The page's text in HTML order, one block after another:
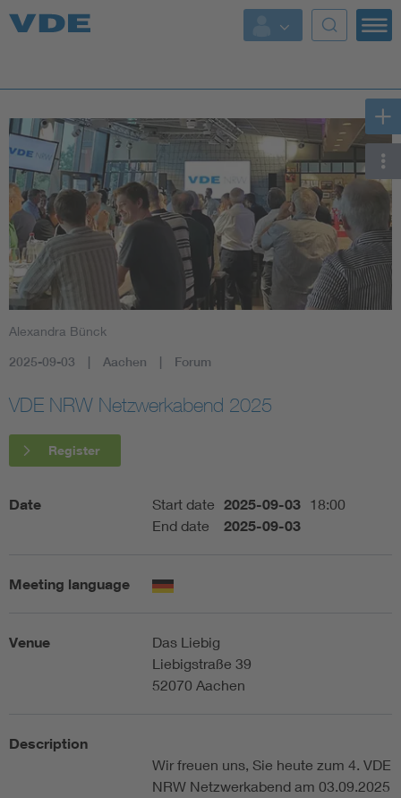
Key Topics
Key Topics
Energy
Standardization
AI & Digital Trust
Artificial Intelligence
Digital Security
Alexandra Bünck
2025-09-03 Aachen Forum
VDE NRW Netzwerkabend 2025
Register
Date Start date 2025-09-03 18:00
End date
2025-09-03
Meeting language
Venue
Das Liebig
Liebigstraße 39
52070 Aachen
Description
Wir freuen uns, Sie heute zum 4. VDE
NRW Netzwerkabend am 03.09.2025